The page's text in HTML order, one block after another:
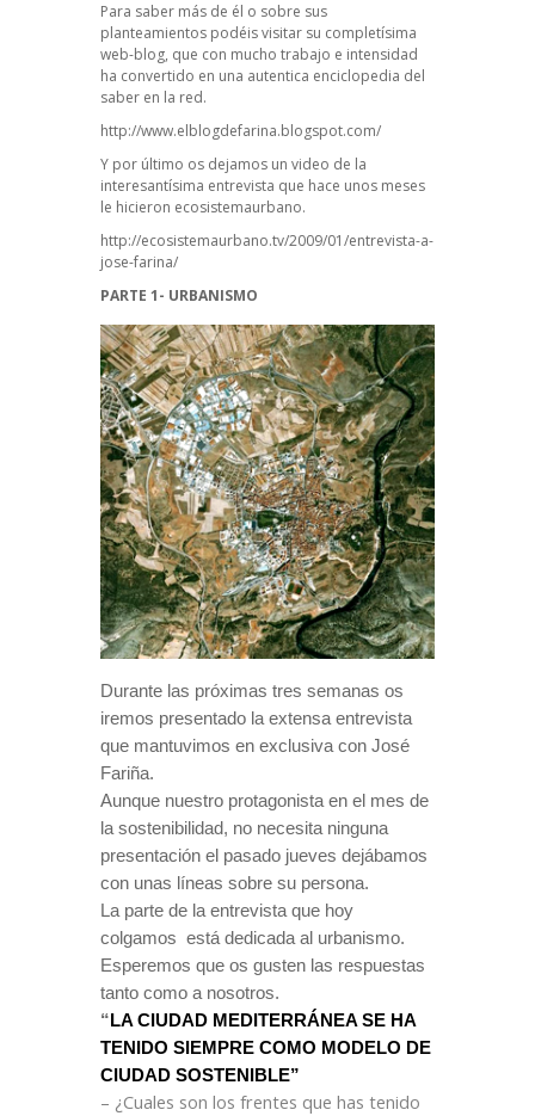
Para saber más de él o sobre sus
planteamientos podéis visitar su completísima
web-blog, que con mucho trabajo e intensidad
ha convertido en una autentica enciclopedia del
saber en la red.
http://www.elblogdefarina.blogspot.com/
Y por último os dejamos un video de la
interesantísima entrevista que hace unos meses
le hicieron ecosistemaurbano.
http://ecosistemaurbano.tv/2009/01/entrevista-a-
jose-farina/
PARTE 1- URBANISMO
Durante las próximas tres semanas os
iremos presentado la extensa entrevista
que mantuvimos en exclusiva con José
Fariña.
Aunque nuestro protagonista en el mes de
la sostenibilidad, no necesita ninguna
presentación el pasado jueves dejábamos
con unas líneas sobre su persona.
La parte de la entrevista que hoy
colgamos está dedicada al urbanismo.
Esperemos que os gusten las respuestas
tanto como a nosotros.
“ LA CIUDAD MEDITERRÁNEA SE HA
TENIDO SIEMPRE COMO MODELO DE
CIUDAD SOSTENIBLE”
– ¿Cuales son los frentes que has tenido